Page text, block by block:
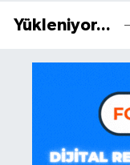
Yükleniyor...